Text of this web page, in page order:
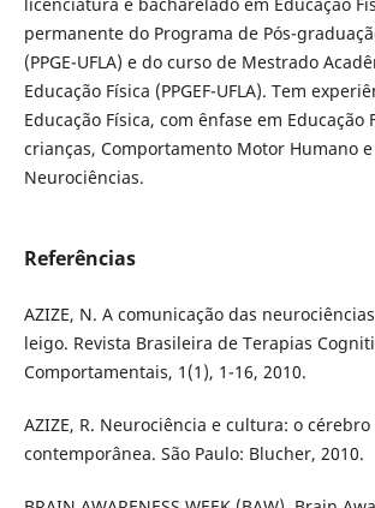
permanente do Programa de Pós-
(PPGE-UFLA) e do curso de Mestrado
Educação Física (PPGEF-UFLA). Tem
Educação Física, com ênfase em Educação
crianças, Comportamento Motor Humano e
Neurociências.
Referências
AZIZE, N. A comunicação das
leigo. Revista Brasileira de Terapias
Comportamentais, 1(1), 1-16, 2010.
AZIZE, R. Neurociência e cultura: o cérebro
contemporânea. São Paulo: Blucher, 2010.